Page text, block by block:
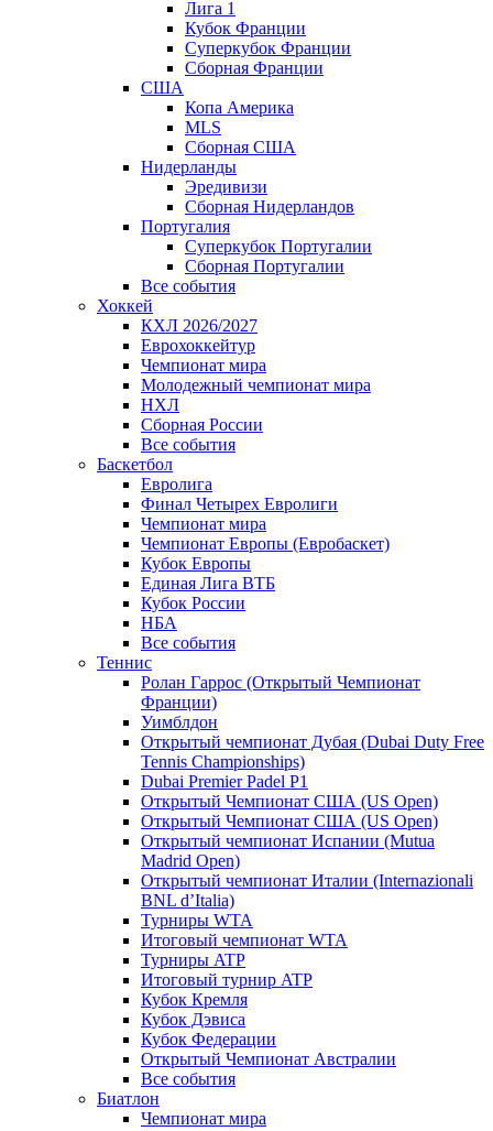
Лига 1
Кубок Франции
Суперкубок Франции
Сборная Франции
США
Копа Америка
MLS
Сборная США
Нидерланды
Эредивизи
Сборная Нидерландов
Португалия
Суперкубок Португалии
Сборная Португалии
Все события
Хоккей
КХЛ 2026/2027
Еврохоккейтур
Чемпионат мира
Молодежный чемпионат мира
НХЛ
Сборная России
Все события
Баскетбол
Евролига
Финал Четырех Евролиги
Чемпионат мира
Чемпионат Европы (Евробаскет)
Кубок Европы
Единая Лига ВТБ
Кубок России
НБА
Все события
Теннис
Ролан Гаррос (Открытый Чемпионат
Франции)
Уимблдон
Открытый чемпионат Дубая (Dubai Duty Free
Tennis Championships)
Dubai Premier Padel P1
Открытый Чемпионат США (US Open)
Открытый Чемпионат США (US Open)
Открытый чемпионат Испании (Mutua
Madrid Open)
Открытый чемпионат Италии (Internazionali
BNL d’Italia)
Турниры WTA
Итоговый чемпионат WTA
Турниры ATP
Итоговый турнир ATP
Кубок Кремля
Кубок Дэвиса
Кубок Федерации
Открытый Чемпионат Австралии
Все события
Биатлон
Чемпионат мира